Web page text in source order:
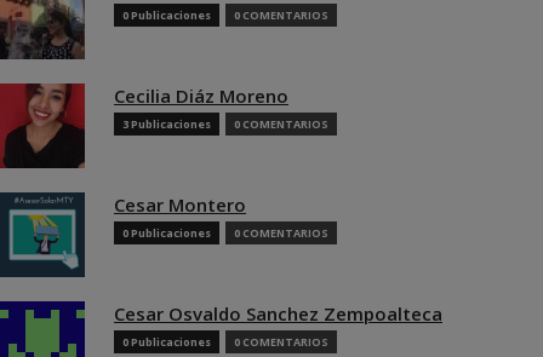
0 Publicaciones 0 COMENTARIOS
Cecilia Diáz Moreno
3 Publicaciones 0 COMENTARIOS
Cesar Montero
0 Publicaciones 0 COMENTARIOS
Cesar Osvaldo Sanchez Zempoalteca
0 Publicaciones 0 COMENTARIOS